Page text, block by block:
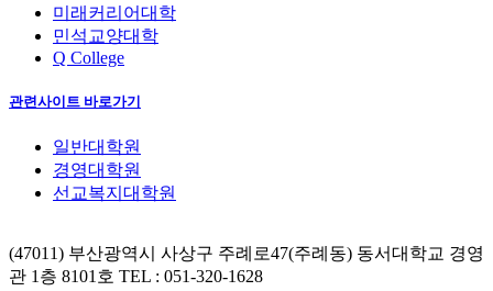
미래커리어대학
민석교양대학
Q College
관련사이트 바로가기
일반대학원
경영대학원
선교복지대학원
(47011) 부산광역시 사상구 주례로47(주례동) 동서대학교 경영
관 1층 8101호 TEL : 051-320-1628